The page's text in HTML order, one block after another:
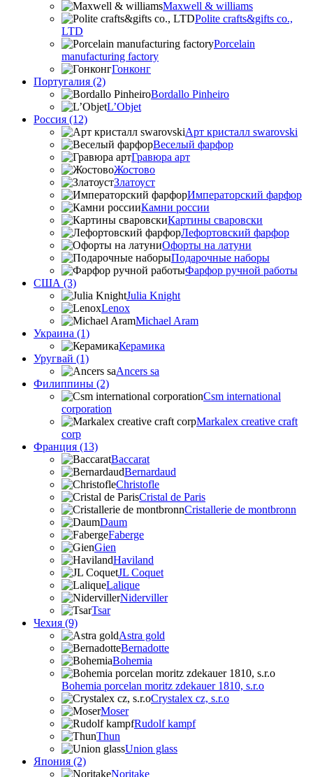
Maxwell & williams
Polite crafts&gifts co.,
LTD
Porcelain
manufacturing factory
Гонконг
Португалия (2)
Bordallo Pinheiro
L’Objet
Россия (12)
Арт кристалл swarovski
Веселый фарфор
Гравюра арт
Жостово
Златоуст
Императорский фарфор
Камни россии
Картины сваровски
Лефортовский фарфор
Офорты на латуни
Подарочные наборы
Фарфор ручной работы
США (3)
Julia Knight
Lenox
Michael Aram
Украина (1)
Керамика
Уругвай (1)
Ancers sa
Филиппины (2)
Csm international
corporation
Markalex creative craft
corp
Франция (13)
Baccarat
Bernardaud
Christofle
Cristal de Paris
Cristallerie de montbronn
Daum
Faberge
Gien
Haviland
JL Coquet
Lalique
Niderviller
Tsar
Чехия (9)
Astra gold
Bernadotte
Bohemia
Bohemia porcelan moritz zdekauer 1810, s.r.o
Crystalex cz, s.r.o
Moser
Rudolf kampf
Thun
Union glass
Япония (2)
Noritake